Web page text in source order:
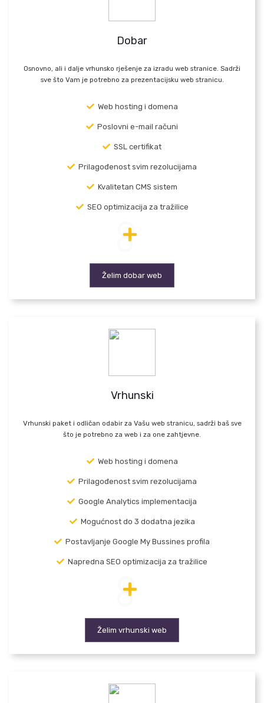
Dobar
Osnovno, ali i dalje vrhunsko rješenje za izradu web stranice. Sadrži
sve što Vam je potrebno za prezentacijsku web stranicu.
Web hosting i domena
Poslovni e-mail računi
SSL certifikat
Prilagođenost svim rezolucijama
Kvalitetan CMS sistem
SEO optimizacija za tražilice
Želim dobar web
Vrhunski
Vrhunski paket i odličan odabir za Vašu web stranicu, sadrži baš sve
što je potrebno za web i za one zahtjevne.
Web hosting i domena
Prilagođenost svim rezolucijama
Google Analytics implementacija
Mogućnost do 3 dodatna jezika
Postavljanje Google My Bussines profila
Napredna SEO optimizacija za tražilice
Želim vrhunski web